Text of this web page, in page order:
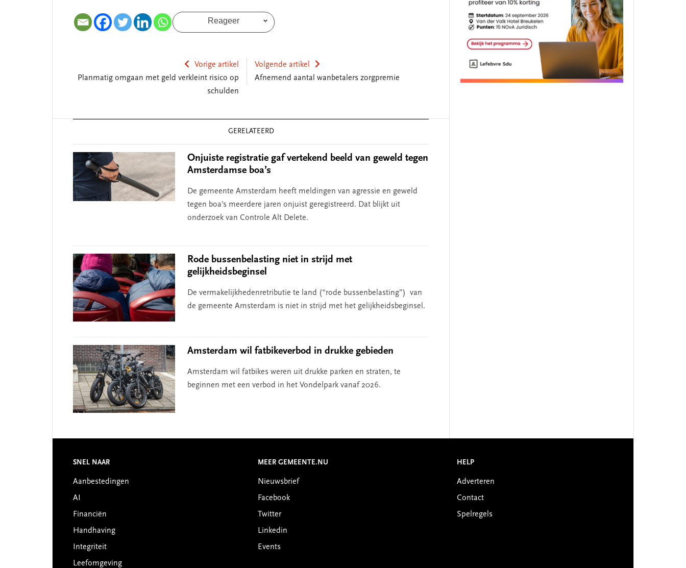
Reageer
Vorige artikel
Planmatig omgaan met geld verkleint risico op
schulden
Volgende artikel
Afnemend aantal wanbetalers zorgpremie
GERELATEERD
Onjuiste registratie gaf vertekend beeld van geweld tegen
Amsterdamse boa’s
De gemeente Amsterdam heeft meldingen van agressie en geweld
tegen boa’s meerdere jaren onjuist geregistreerd. Dat blijkt uit
onderzoek van Controle Alt Delete.
Rode bussenbelasting niet in strijd met
gelijkheidsbeginsel
De vermakelijkhedenretributie te land (“rode bussenbelasting”) van
de gemeente Amsterdam is niet in strijd met het gelijkheidsbeginsel.
Amsterdam wil fatbikeverbod in drukke gebieden
Amsterdam wil fatbikes weren uit drukke parken en straten, te
beginnen met een verbod in het Vondelpark vanaf 2026.
Footer
SNEL NAAR
Aanbestedingen
AI
Financiën
Handhaving
Integriteit
Leefomgeving
MEER GEMEENTE.NU
Nieuwsbrief
Facebook
Twitter
Linkedin
Events
HELP
Adverteren
Contact
Spelregels